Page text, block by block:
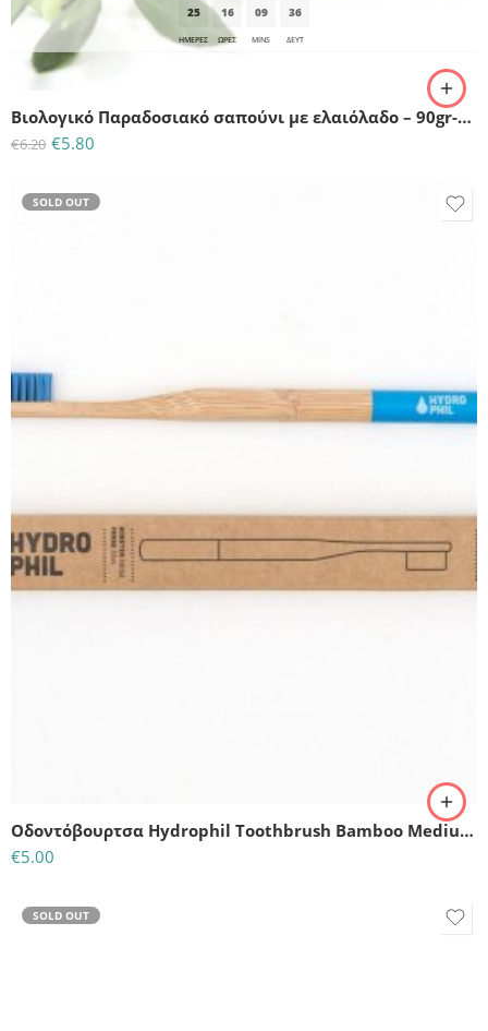
25
ΗΜΈΡΕΣ
16
ΩΡΕΣ
09
MINS
35
ΔΕΥΤ
Βιολογικό Παραδοσιακό σαπούνι με ελαιόλαδο – 90gr-Vis olivae
€6.20 €5.80
SOLD OUT
Οδοντόβουρτσα Hydrophil Toothbrush Bamboo Medium Soft Blue
€5.00
SOLD OUT